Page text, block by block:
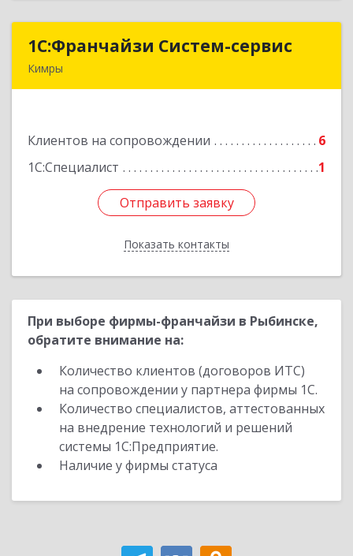
1С:Франчайзи Систем-сервис
Кимры
Клиентов на сопровождении
6
1С:Специалист
1
Отправить заявку
Показать контакты
1С:Франчайзи Систем-сервис
Подробнее
Отправить заявку
Назад
При выборе фирмы-франчайзи в Рыбинске,
обратите внимание на:
Количество клиентов (договоров ИТС)
на сопровождении у партнера фирмы 1С.
Количество специалистов, аттестованных
на внедрение технологий и решений
системы 1С:Предприятие.
Наличие у фирмы статуса